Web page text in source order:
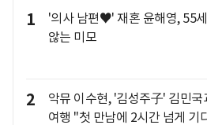
1
'의사 남편♥' 재혼 윤해영, 55
않는 미모
2
악뮤 이수현, '김성주子' 김민국
여행 "첫 만남에 2시간 넘게 기